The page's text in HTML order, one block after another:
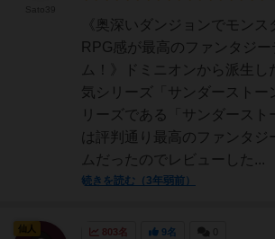
《奥深いダンジョンでモンス
RPG感が最高のファンタジ
ム！》ドミニオンから派生し
気シリーズ「サンダーストー
リーズである「サンダースト
は評判通り最高のファンタジ
ムだったのでレビューした...
続きを読む（3年弱前）
803名 9名
仙人